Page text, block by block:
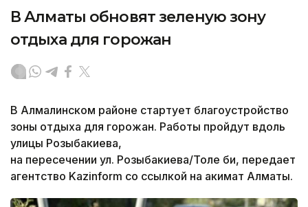
В Алматы обновят зеленую зону
отдыха для горожан
В Алмалинском районе стартует благоустройство
зоны отдыха для горожан. Работы пройдут вдоль
улицы Розыбакиева,
на пересечении ул. Розыбакиева/Толе би, передает
агентство Kazinform со ссылкой на акимат Алматы.